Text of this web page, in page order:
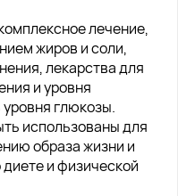
лечение,
жиров и соли,
лекарства для
и уровня
глюкозы.
использованы для
образа жизни и
и физической